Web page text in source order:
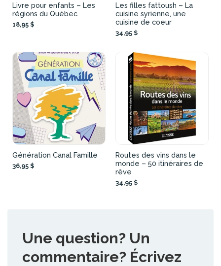
Livre pour enfants – Les
régions du Québec
18,95 $
Les filles fattoush – La
cuisine syrienne, une
cuisine de coeur
34,95 $
Génération Canal Famille
36,95 $
Routes des vins dans le
monde – 50 itinéraires de
rêve
34,95 $
Une question? Un
commentaire? Écrivez